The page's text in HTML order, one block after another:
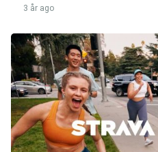
3 år ago